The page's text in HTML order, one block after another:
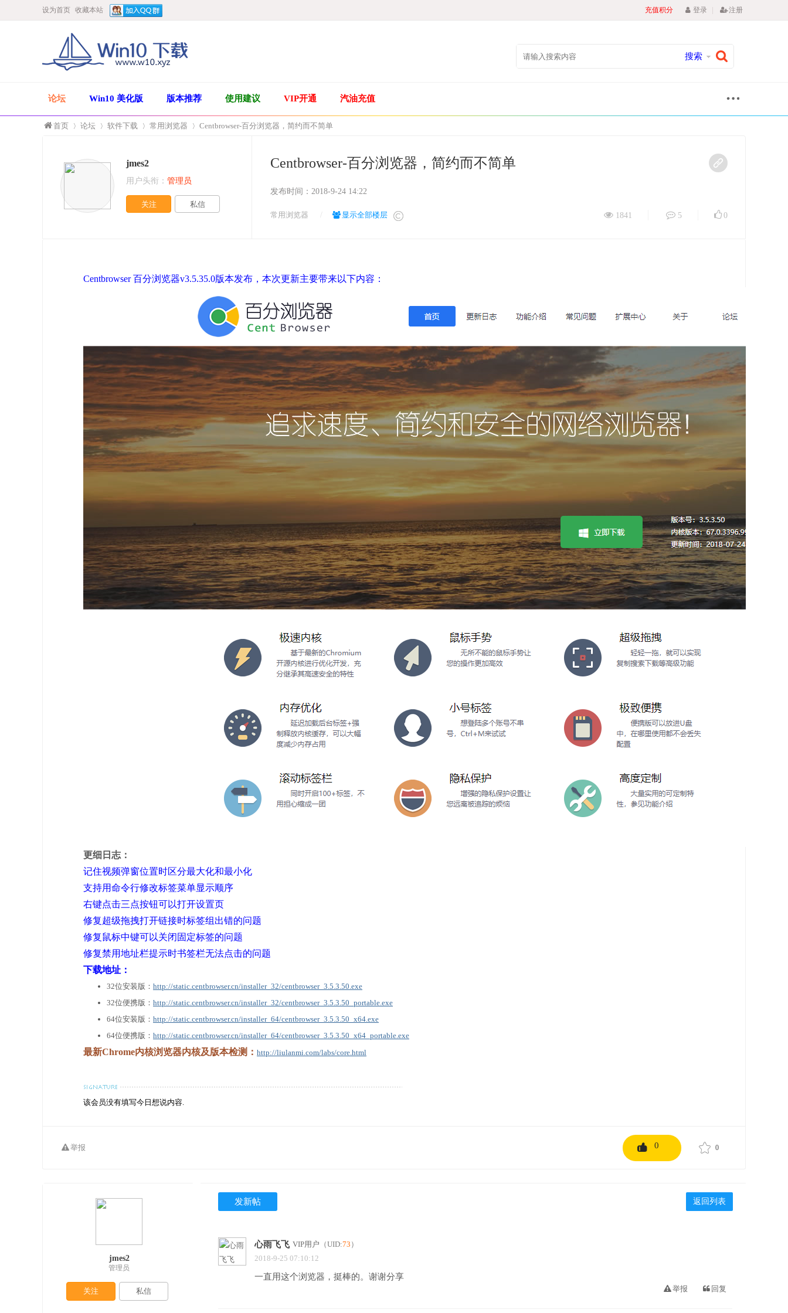
设为首页 收藏本站 充值积分 登录 | 注册
搜索
论坛 Win10 美化版 版本推荐 使用建议 VIP开通 汽油充值
首页
»
论坛 软件下载
›
常用浏览器
›
Centbrowser-百分浏览器，简约而不简单
Centbrowser-百分浏览器，简约而不简单
发布时间： 2018-9-24 14:22
常用浏览器 / 显示全部楼层 1841 5 0
jmes2
用户头衔： 管理员
关注 私信
Centbrowser 百分浏览器v3.5.35.0版本发布，本次更新主要带来以下内容：
更细日志：
记住视频弹窗位置时区分最大化和最小化
支持用命令行修改标签菜单显示顺序
右键点击三点按钮可以打开设置页
修复超级拖拽打开链接时标签组出错的问题
修复鼠标中键可以关闭固定标签的问题
修复禁用地址栏提示时书签栏无法点击的问题
下载地址：
32位安装版： http://static.centbrowser.cn/installer_32/centbrowser_3.5.3.50.exe
32位便携版： http://static.centbrowser.cn/installer_32/centbrowser_3.5.3.50_portable.exe
64位安装版： http://static.centbrowser.cn/installer_64/centbrowser_3.5.3.50_x64.exe
64位便携版： http://static.centbrowser.cn/installer_64/centbrowser_3.5.3.50_x64_portable.exe
最新Chrome内核浏览器内核及版本检测： http://liulanmi.com/labs/core.html
该会员没有填写今日想说内容.
举报 0
0
发新帖 返回列表
心雨飞飞 VIP用户 （UID:73 ）
2018-9-25 07:10:12
一直用这个浏览器，挺棒的。谢谢分享
举报 回复
jmes2
管理员
关注 私信